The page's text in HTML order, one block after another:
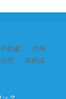
順書
作例
用
体験談
ク